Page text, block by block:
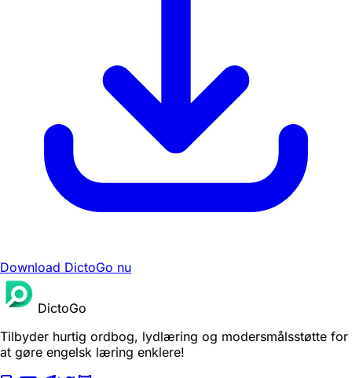
Download DictoGo nu
DictoGo
Tilbyder hurtig ordbog, lydlæring og modersmålsstøtte for
at gøre engelsk læring enklere!